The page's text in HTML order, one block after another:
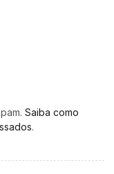
Saiba como
.